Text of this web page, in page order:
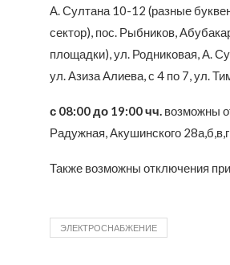
А. Султана 10-12 (разные
сектор), пос. Рыбников,
площадки), ул. Родниковая, А.
ул. Азиза Алиева, с 4 по 7, ул.
с 08:00 до 19:00 чч.возможны
Радужная, Акушинского
Также возможны отключения
ЭЛЕКТРОСНАБЖЕНИЕ